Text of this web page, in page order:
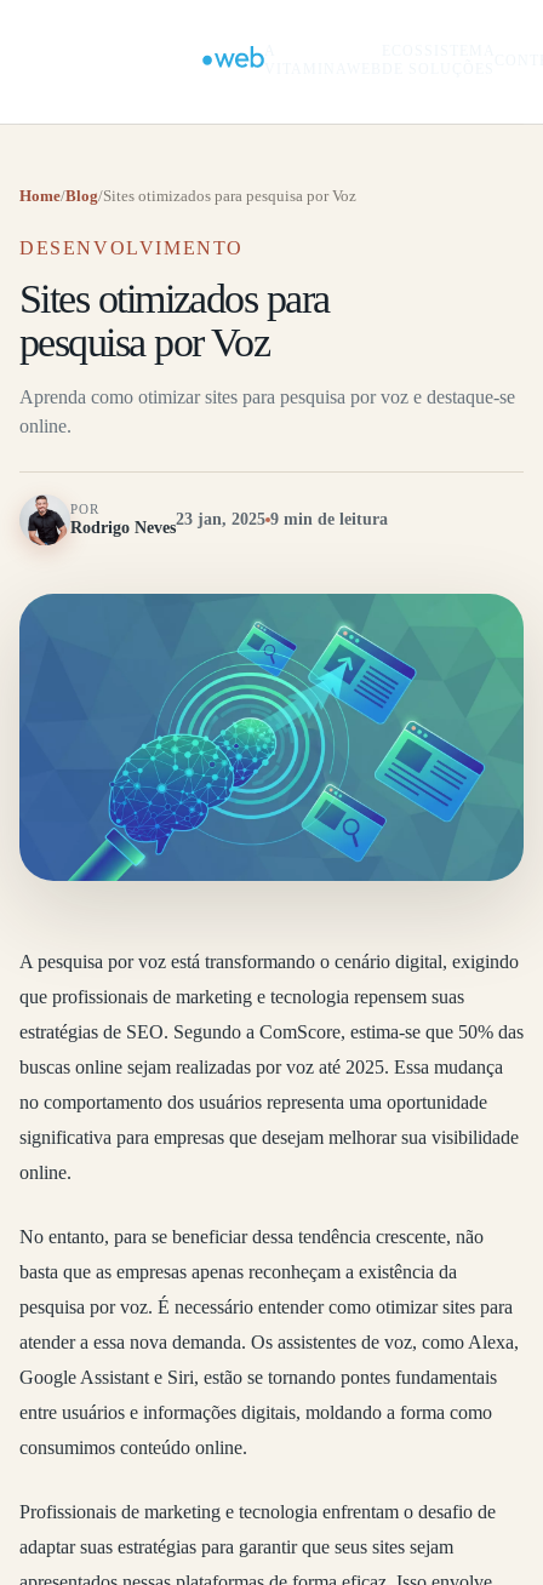
Home/Blog/Sites otimizados para pesquisa por Voz
DESENVOLVIMENTO
Sites otimizados para
pesquisa por Voz
Aprenda como otimizar sites para pesquisa por voz e destaque-se
online.
POR
Rodrigo Neves23 jan, 2025 9 min de leitura
A pesquisa por voz está transformando o cenário digital, exigindo
que profissionais de marketing e tecnologia repensem suas
estratégias de SEO. Segundo a ComScore, estima-se que 50% das
buscas online sejam realizadas por voz até 2025. Essa mudança
no comportamento dos usuários representa uma oportunidade
significativa para empresas que desejam melhorar sua visibilidade
online.
No entanto, para se beneficiar dessa tendência crescente, não
basta que as empresas apenas reconheçam a existência da
pesquisa por voz. É necessário entender como otimizar sites para
atender a essa nova demanda. Os assistentes de voz, como Alexa,
Google Assistant e Siri, estão se tornando pontes fundamentais
entre usuários e informações digitais, moldando a forma como
consumimos conteúdo online.
Profissionais de marketing e tecnologia enfrentam o desafio de
adaptar suas estratégias para garantir que seus sites sejam